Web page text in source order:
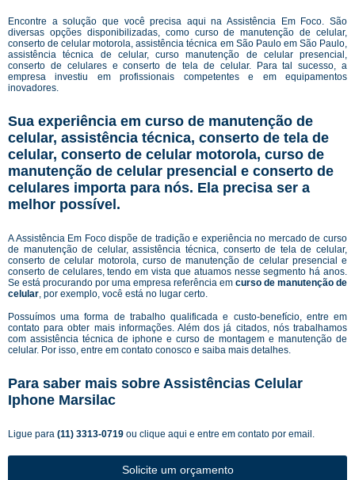
Encontre a solução que você precisa aqui na Assistência Em Foco. São
diversas opções disponibilizadas, como curso de manutenção de celular,
conserto de celular motorola, assistência técnica em São Paulo em São Paulo,
assistência técnica de celular, curso manutenção de celular presencial,
conserto de celulares e conserto de tela de celular. Para tal sucesso, a
empresa investiu em profissionais competentes e em equipamentos
inovadores.
Sua experiência em curso de manutenção de
celular, assistência técnica, conserto de tela de
celular, conserto de celular motorola, curso de
manutenção de celular presencial e conserto de
celulares importa para nós. Ela precisa ser a
melhor possível.
A Assistência Em Foco dispõe de tradição e experiência no mercado de curso
de manutenção de celular, assistência técnica, conserto de tela de celular,
conserto de celular motorola, curso de manutenção de celular presencial e
conserto de celulares, tendo em vista que atuamos nesse segmento há anos.
Se está procurando por uma empresa referência em curso de manutenção de
celular, por exemplo, você está no lugar certo.
Possuímos uma forma de trabalho qualificada e custo-benefício, entre em
contato para obter mais informações. Além dos já citados, nós trabalhamos
com assistência técnica de iphone e curso de montagem e manutenção de
celular. Por isso, entre em contato conosco e saiba mais detalhes.
Para saber mais sobre Assistências Celular
Iphone Marsilac
Ligue para (11) 3313-0719 ou clique aqui e entre em contato por email.
Solicite um orçamento